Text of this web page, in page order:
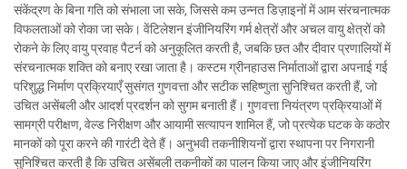
संकेंद्रण के बिना गति को संभाला जा सके, जिससे कम उन्नत डिज़ाइनों में आम संरचनात्मक
विफलताओं को रोका जा सके। वेंटिलेशन इंजीनियरिंग गर्म क्षेत्रों और अचल वायु क्षेत्रों को
रोकने के लिए वायु प्रवाह पैटर्न को अनुकूलित करती है, जबकि छत और दीवार प्रणालियों में
संरचनात्मक शक्ति को बनाए रखा जाता है। कस्टम ग्रीनहाउस निर्माताओं द्वारा अपनाई गई
परिशुद्ध निर्माण प्रक्रियाएँ सुसंगत गुणवत्ता और सटीक सहिष्णुता सुनिश्चित करती हैं, जो
उचित असेंबली और आदर्श प्रदर्शन को सुगम बनाती हैं। गुणवत्ता नियंत्रण प्रक्रियाओं में
सामग्री परीक्षण, वेल्ड निरीक्षण और आयामी सत्यापन शामिल हैं, जो प्रत्येक घटक के कठोर
मानकों को पूरा करने की गारंटी देते हैं। अनुभवी तकनीशियनों द्वारा स्थापना पर निगरानी
सुनिश्चित करती है कि उचित असेंबली तकनीकों का पालन किया जाए और इंजीनियरिंग